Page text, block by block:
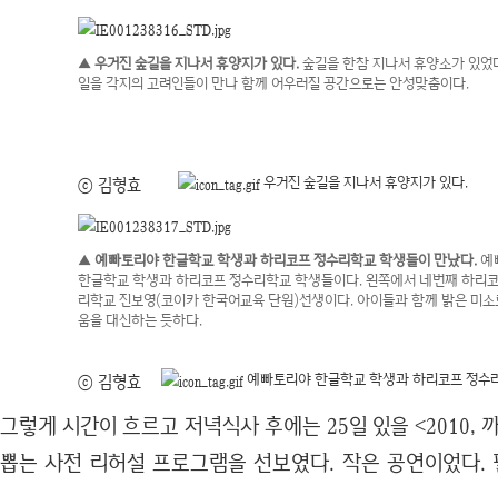
▲ 우거진 숲길을 지나서 휴양지가 있다.숲길을 한참 지나서 휴양소가 있
일을 각지의 고려인들이 만나 함께 어우러질 공간으로는 안성맞춤이다.
ⓒ 김형효 우거진 숲길을 지나서 휴양지가 있다.
▲ 예빠토리야 한글학교 학생과 하리코프 정수리학교 학생들이 만났다. 예
한글학교 학생과 하리코프 정수리학교 학생들이다. 왼쪽에서 네번째 하리
리학교 진보영(코이카 한국어교육 단원)선생이다. 아이들과 함께 밝은 미
움을 대신하는 듯하다.
ⓒ 김형효 예빠토리야 한글학교 학생과 하리코프 정수
그렇게 시간이 흐르고 저녁식사 후에는 25일 있을 <2010,
뽑는 사전 리허설 프로그램을 선보였다. 작은 공연이었다.